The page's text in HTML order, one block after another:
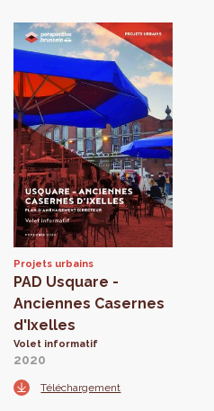
Projets urbains
PAD Usquare -
Anciennes Casernes
d'Ixelles
Volet informatif
2020
Téléchargement